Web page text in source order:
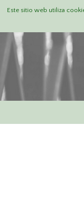
Este sitio web utiliza